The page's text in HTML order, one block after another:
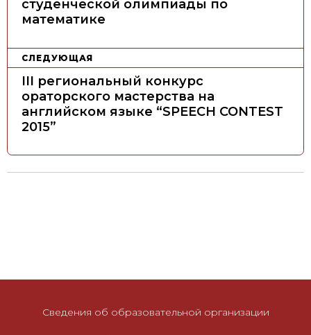
г
а
о
з
я
студенческой олимпиады по
математике
СЛЕДУЮЩАЯ
III региональный конкурс
ораторского мастерства на
английском языке “SPEECH CONTEST
2015”
Сведения об образовательной организации